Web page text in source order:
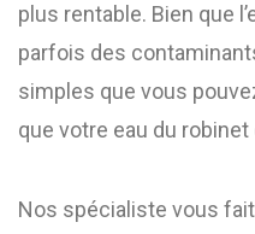
plus rentable. Bien que
parfois des
simples que vous
que votre eau du
Nos spécialiste vous